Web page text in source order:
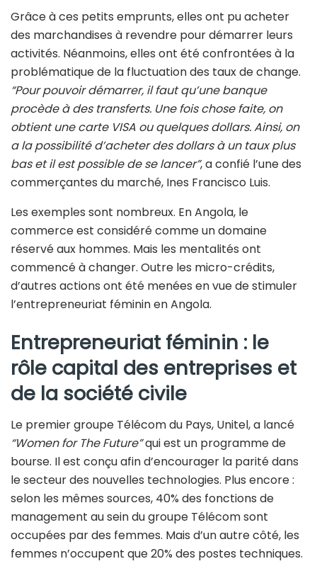
Grâce à ces petits emprunts, elles ont pu acheter
des marchandises à revendre pour démarrer leurs
activités. Néanmoins, elles ont été confrontées à la
problématique de la fluctuation des taux de change.
“Pour pouvoir démarrer, il faut qu’une banque
procède à des transferts. Une fois chose faite, on
obtient une carte VISA ou quelques dollars. Ainsi, on
a la possibilité d’acheter des dollars à un taux plus
bas et il est possible de se lancer”, a confié l’une des
commerçantes du marché, Ines Francisco Luis.
Les exemples sont nombreux. En Angola, le
commerce est considéré comme un domaine
réservé aux hommes. Mais les mentalités ont
commencé à changer. Outre les micro-crédits,
d’autres actions ont été menées en vue de stimuler
l’entrepreneuriat féminin en Angola.
Entrepreneuriat féminin : le
rôle capital des entreprises et
de la société civile
Le premier groupe Télécom du Pays, Unitel, a lancé
“Women for The Future”qui est un programme de
bourse. Il est conçu afin d’encourager la parité dans
le secteur des nouvelles technologies. Plus encore :
selon les mêmes sources, 40% des fonctions de
management au sein du groupe Télécom sont
occupées par des femmes. Mais d’un autre côté, les
femmes n’occupent que 20% des postes techniques.